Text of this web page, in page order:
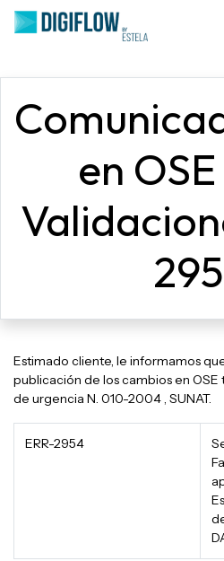
en
Estimado cliente, le informamos
publicación de los cambios en
de urgencia N. 010-2004 , SUNAT.
ERR-2954